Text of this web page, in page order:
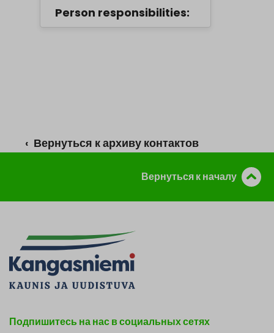
Person responsibilities:
‹ Вернуться к архиву контактов
Вернуться к началу
Подпишитесь на нас в социальных сетях